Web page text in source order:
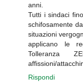
anni.
Tutti i sindaci
schifosamente
situazioni
applicano le
Tolleranza
affissioni/
Rispondi